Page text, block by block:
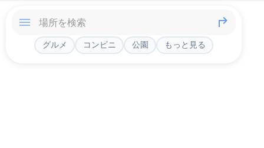
グルメ コンビニ 公園 もっと見る